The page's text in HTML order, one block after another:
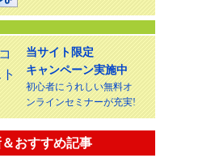
当サイト限定
キャンペーン実施中
初心者にうれしい無料オ
ンラインセミナーが充実!
おすすめ記事